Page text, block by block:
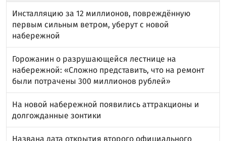
Инсталляцию за 12 миллионов, повреждённую
первым сильным ветром, уберут с новой
набережной
Горожанин о разрушающейся лестнице на
набережной: «Сложно представить, что на ремонт
были потрачены 300 миллионов рублей»
На новой набережной появились аттракционы и
долгожданные зонтики
Названа дата открытия второго официального